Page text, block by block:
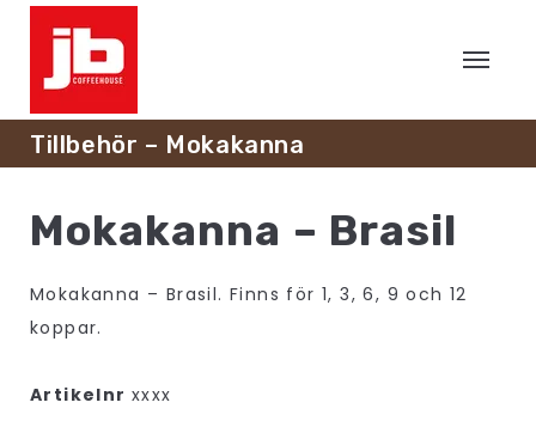
Tillbehör – Mokakanna
Mokakanna – Brasil
Mokakanna – Brasil. Finns för 1, 3, 6, 9 och 12
koppar.
Artikelnr xxxx